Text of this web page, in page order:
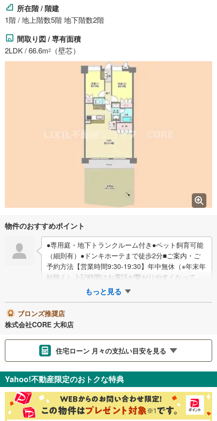
所在階 / 階建
1階 / 地上階数5階 地下階数2階
間取り図 / 専有面積
2LDK / 66.6m2 （壁芯）
物件のおすすめポイント
●専用庭・地下トランクルーム付き●ペット飼育可能
（細則有）●ドンキホーテまで徒歩2分■ご案内・ご
予約方法【営業時間9:30-19:30】年中無休（※年末年
始除く）上記時間はお電話が繋がりやすくなってお
ります。ぜひお気軽にご連絡下さ…
もっと見る
ブロンズ推奨店
株式会社CORE 大和店
住宅ローン 月々の支払い目安を見る
金利 ％
Yahoo!不動産限定のおトクな特典